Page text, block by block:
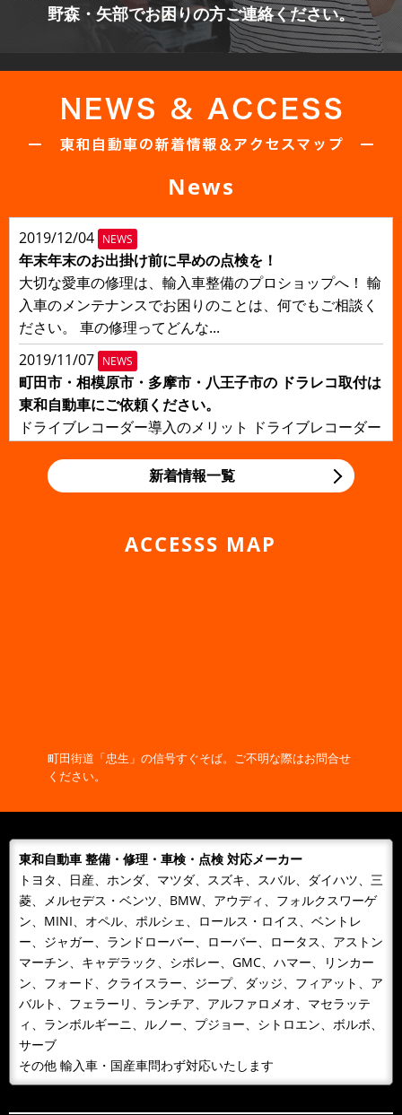
野森・矢部でお困りの方ご連絡ください。
News
2019/12/04 NEWS
年末年末のお出掛け前に早めの点検を！
大切な愛車の修理は、輸入車整備のプロショップへ！ 輸
入車のメンテナンスでお困りのことは、何でもご相談く
ださい。 車の修理ってどんな...
2019/11/07 NEWS
町田市・相模原市・多摩市・八王子市の ドラレコ取付は
東和自動車にご依頼ください。
ドライブレコーダー導入のメリット ドライブレコーダー
か？一番のメリットは、事故現場...
にご依頼ください。
WEBサイトをリニューアルオープンしました！
東和自動車 WEBサイトをリニューアルオープンしまし
WEBサイトを覗きに来て下さ...
新着情報一覧
ACCESSS MAP
町田街道「忠生」の信号すぐそば。ご不明な際はお問合せ
ください。
東和自動車 整備・修理・車検・点検 対応メーカー
トヨタ、日産、ホンダ、マツダ、スズキ、スバル、ダイハツ、三
菱、メルセデス・ベンツ、BMW、アウディ、フォルクスワーゲ
ン、MINI、オペル、ポルシェ、ロールス・ロイス、ベントレ
ー、ジャガー、ランドローバー、ローバー、ロータス、アストン
マーチン、キャデラック、シボレー、GMC、ハマー、リンカー
ン、フォード、クライスラー、ジープ、ダッジ、フィアット、ア
バルト、フェラーリ、ランチア、アルファロメオ、マセラッテ
ィ、ランボルギーニ、ルノー、プジョー、シトロエン、ボルボ、
サーブ
その他 輸入車・国産車問わず対応いたします